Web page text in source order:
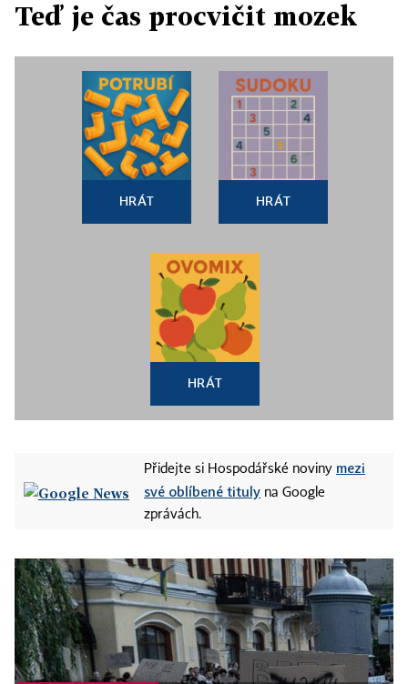
Teď je čas procvičit mozek
HRÁT HRÁT
HRÁT
Přidejte si Hospodářské noviny mezi
své oblíbené tituly na Google
zprávách.